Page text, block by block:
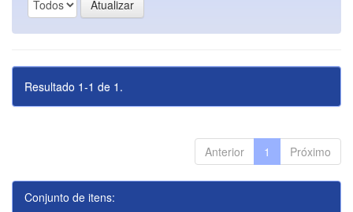
Resultado 1-1 de 1.
Anterior 1 Próximo
Conjunto de itens: